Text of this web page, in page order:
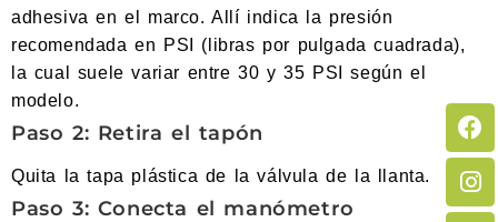
adhesiva en el marco. Allí indica la presión
recomendada en PSI (libras por pulgada cuadrada),
la cual suele variar entre 30 y 35 PSI según el
modelo.
Paso 2: Retira el tapón
Quita la tapa plástica de la válvula de la llanta.
Paso 3: Conecta el manómetro